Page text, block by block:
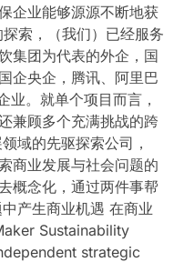
企业能够源源不断地获
索，（我们）已经服务
集团为代表的外企，国
企央企，腾讯、阿里巴
。就单个项目而言，
兼顾多个充满挑战的跨
域的先驱探索公司，
商业发展与社会问题的
概念化，通过两件事帮
产生商业机遇 在商业
Sustainability
strategic